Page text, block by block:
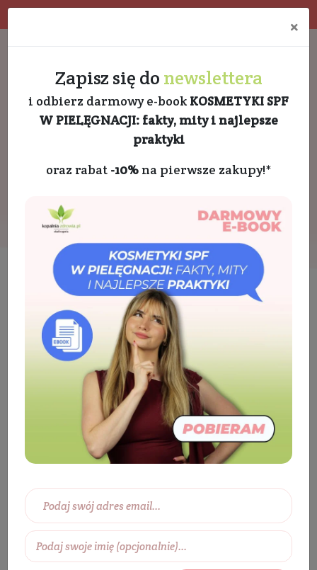
Producenci Bio Planet
Bio Planet
×
Zapisz się do newslettera
i odbierz darmowy e-book KOSMETYKI SPF
W PIELĘGNACJI: fakty, mity i najlepsze
praktyki
oraz rabat -10%na pierwsze zakupy!*